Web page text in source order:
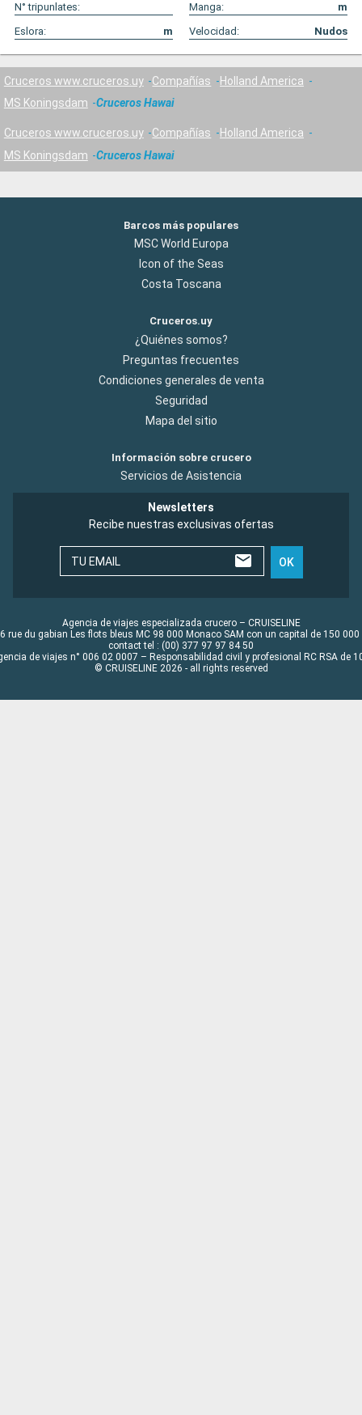
N° tripunlates:
Manga:
m
Eslora:
m Velocidad: Nudos
Cruceros www.cruceros.uy Compañías
Holland America
MS Koningsdam
Cruceros Hawai
Cruceros www.cruceros.uy Compañías
Holland America
MS Koningsdam
Cruceros Hawai
Barcos más populares
MSC World Europa
Icon of the Seas
Costa Toscana
Cruceros.uy
¿Quiénes somos?
Preguntas frecuentes
Condiciones generales de venta
Seguridad
Mapa del sitio
Información sobre crucero
Servicios de Asistencia
Newsletters
Recibe nuestras exclusivas ofertas
TU EMAIL OK
Agencia de viajes especializada crucero – CRUISELINE
rue du gabian Les flots bleus MC 98 000 Monaco SAM con un capital de 150 000
contact tel : (00) 377 97 97 84 50
de viajes n° 006 02 0007 – Responsabilidad civil y profesional RC RSA de
© CRUISELINE 2026 - all rights reserved